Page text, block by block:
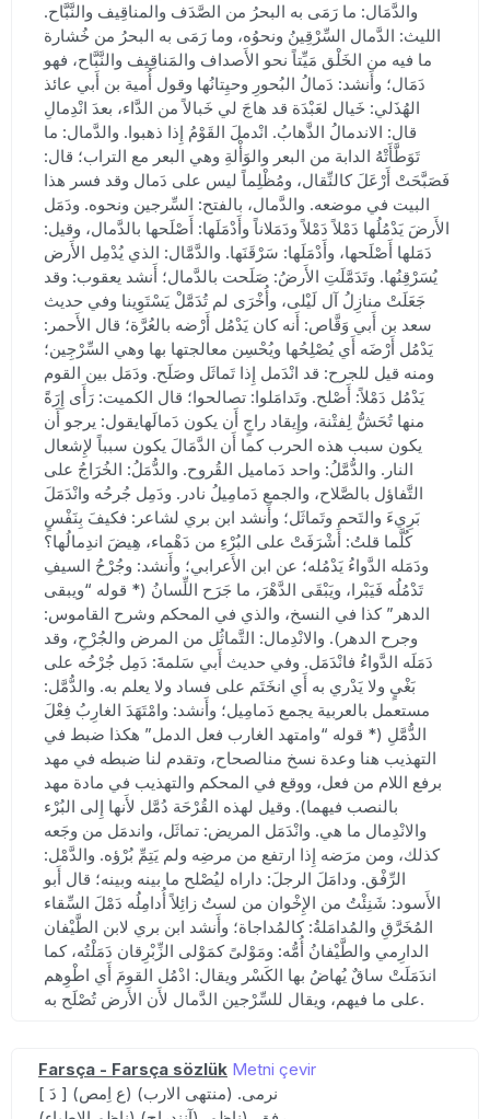
والدَّمَال: ما رَمَى به البحرُ من الصَّدَف والمناقِيف والنَّبَّاح.
الليث: الدَّمال السِّرْقِينُ ونحوُه، وما رَمَى به البحرُ من خُشارة
ما فيه من الخَلْق مَيِّتاً نحو الأَصداف والمَناقِيف والنَّبَّاح، فهو
دَمَال؛ وأَنشد: دَمالُ البُحورِ وحيِتانُها وقول أُمية بن أَبي عائذ
الهُذَلي: خَيال لعَبْدَة قد هاجَ لي خَبالاً من الدَّاء، بعدَ انْدِمالِ
قال: الاندمالُ الذَّهابُ. انْدملَ القَوْمُ إِذا ذهبوا. والدَّمال: ما
تَوَطَّأَتْهُ الدابة من البعر والوَأْلةِ وهي البعر مع التراب؛ قال:
فَصَبَّحَتْ أَرْعَلَ كالنِّقال، ومُظْلِماً ليس على دَمال وقد فسر هذا
البيت في موضعه. والدَّمال، بالفتح: السِّرجين ونحوه. ودَمَل
الأَرضَ يَدْمُلُها دَمْلاً دَمْلاً ودَمَلاناً وأَدْمَلَها: أَصْلَحها بالدَّمال، وقيل:
دَمَلها أَصْلَحها، وأَدْمَلَها: سَرْقَنَها. والدَّمَّال: الذي يُدْمِل الأَرض
يُسَرْقِنُها. وتَدَمَّلَتِ الأَرضُ: صَلَحت بالدَّمال؛ أَنشد يعقوب: وقد
جَعَلَتْ منازِلُ آل لَيْلى، وأُخْرَى لم تُدَمَّلْ يَسْتَوِينا وفي حديث
سعد بن أَبي وَقَّاص: أَنه كان يَدْمُل أَرْضه بالعُرَّة؛ قال الأَحمر:
يَدْمُل أَرْضَه أَي يُصْلِحُها ويُحْسِن معالجتها بها وهي السِّرْجِين؛
ومنه قيل للجرح: قد انْدَمل إِذا تَماثَل وصَلَح. ودَمَل بين القوم
يَدْمُل دَمْلاً: أَصْلح. وتَدامَلوا: تصالحوا؛ قال الكميت: رَأَى إِرَةً
منها تُحَشُّ لِفتْنة، وإِيقاد راجٍ أَن يكون دَمالَهايقول: يرجو أَن
يكون سبب هذه الحرب كما أَن الدَّمَالَ يكون سبباً لإِشعال
النار. والدُّمَّلُ: واحد دَماميل القُروح. والدُّمَلُ: الخُرَاجُ على
التَّفاؤل بالصَّلاح، والجمع دَمامِيلُ نادر. ودَمِل جُرحُه وانْدَمَلَ
بَرِيءَ والتَحم وتَماثَل؛ وأَنشد ابن بري لشاعر: فكيفَ بِنَفْسٍ
كُلَّما قلتُ: أَشْرَفَتْ على البُرْءِ من دَهْماء، هِيضَ اندِمالُها؟
ودَمَله الدَّواءُ يَدْمُله؛ عن ابن الأَعرابي؛ وأَنشد: وجُرْحُ السيفِ
تَدْمُلُه فَيَبْرا، ويَبْقَى الدَّهْرَ، ما جَرَح اللِّسانُ (* قوله “ويبقى
الدهر” كذا في النسخ، والذي في المحكم وشرح القاموس:
وجرح الدهر). والانْدِمال: التَّماثُل من المرض والجُرْحِ، وقد
دَمَلَه الدَّواءُ فانْدَمَل. وفي حديث أَبي سَلمةَ: دَمِل جُرْحُه على
بَغْيٍ ولا يَدْري به أَي انخَتَم على فساد ولا يعلم به. والدُّمَّل:
مستعمل بالعربية يجمع دَمامِيل؛ وأَنشد: وامْتَهَدَ الغارِبُ فِعْلَ
الدُّمَّلِ (* قوله “وامتهد الغارب فعل الدمل” هكذا ضبط في
التهذيب هنا وعدة نسخ منالصحاح، وتقدم لنا ضبطه في مهد
برفع اللام من فعل، ووقع في المحكم والتهذيب في مادة مهد
بالنصب فيهما). وقيل لهذه القُرْحَة دُمَّل لأَنها إِلى البُرْء
والانْدِمال ما هي. وانْدَمَل المريض: تماثَل، واندمَل من وجَعه
كذلك، ومن مرَضه إِذا ارتفع من مرضِه ولم يَتِمِّ بُرْؤه. والدَّمْل:
الرِّفْق. ودامَلَ الرجلَ: داراه ليُصْلح ما بينه وبينه؛ قال أَبو
الأَسود: شَنِئْتُ من الإِخْوان من لستُ زائِلاً أُدامِلُه دَمْلَ السِّقاء
المُخَرَّقِ والمُدامَلةُ: كالمُداجاة؛ وأَنشد ابن بري لابن الطَّيْفان
الدارِمي والطَّيْفانُ أُمُّه: ومَوْلىً كمَوْلى الزِّبْرِقان دَمَلْتُه، كما
اندَمَلَتْ ساقٌ يُهاضُ بها الكَسْر ويقال: ادْمُل القومَ أَي اطْوِهم
على ما فيهم، ويقال للسِّرْجين الدَّمال لأَن الأَرض تُصْلَح به.
Farsça - Farsça sözlük Metni çevir
[ دَ ] (ع اِمص) نرمی. (منتهی الارب)